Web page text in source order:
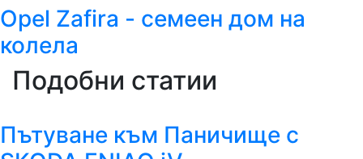
Opel Zafira - семеен дом на
колела
Подобни статии
Пътуване към Паничище с